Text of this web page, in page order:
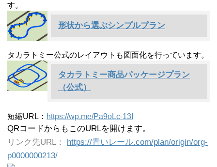
す。
形状から選ぶシンプルプラン
タカラトミー公式のレイアウトも図面化を行っています。
タカラトミー商品パッケージプラン
（公式）
短縮URL： https://wp.me/Pa9oLc-13I
QRコードからもこのURLを開けます。
リンク先URL：
https://青いレール.com/plan/origin/org-
p0000000213/